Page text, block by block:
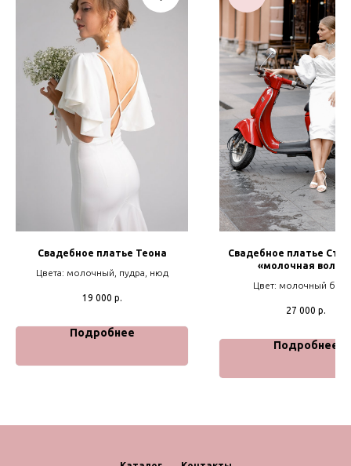
Свадебное платье Теона
Цвета: молочный, пудра, нюд
19 000 р.
Подробнее
Свадебное платье
«молочная
Цвет: молочный
27 000 р.
Подробнее